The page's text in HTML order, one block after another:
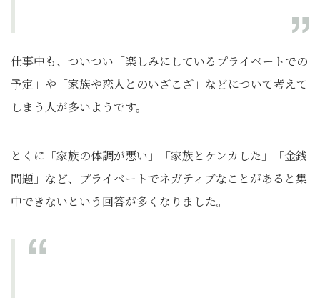
仕事中も、ついつい「楽しみにしているプライベートでの
予定」や「家族や恋人とのいざこざ」などについて考えて
しまう人が多いようです。
とくに「家族の体調が悪い」「家族とケンカした」「金銭
問題」など、プライベートでネガティブなことがあると集
中できないという回答が多くなりました。